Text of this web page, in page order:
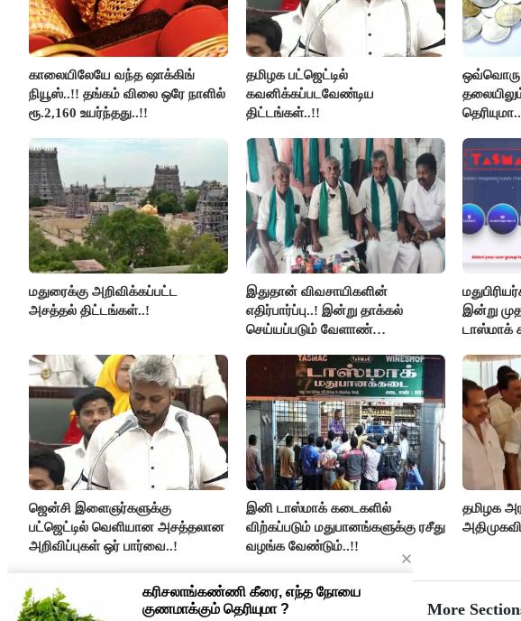
காலையிலேயே வந்த ஷாக்கிங்
நியூஸ்..!! தங்கம் விலை ஒரே நாளில்
ரூ.2,160 உயர்ந்தது..!!
தமிழக பட்ஜெட்டில்
கவனிக்கப்படவேண்டிய
திட்டங்கள்..!!
ஒவ்வொரு
மதுரைக்கு அறிவிக்கப்பட்ட
அசத்தல் திட்டங்கள்..!
இதுதான் விவசாயிகளின்
எதிர்பார்ப்பு..! இன்று தாக்கல்
செய்யப்படும் வேளாண்
கோரிக்கை!
இன்று
டாஸ்மாக்
ஜென்சி இளைஞர்களுக்கு
பட்ஜெட்டில் வெளியான அசத்தலான
அறிவிப்புகள் ஒர் பார்வை..!
இனி டாஸ்மாக் கடைகளில்
விற்கப்படும் மதுபானங்களுக்கு ரசீது
வழங்க வேண்டும்..!!
தமிழக
More